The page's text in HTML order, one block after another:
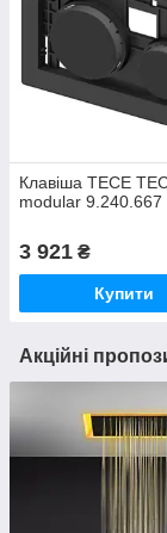
Клавіша TECE
modular 9.240.667
3 921 ₴
Купити
Акційні